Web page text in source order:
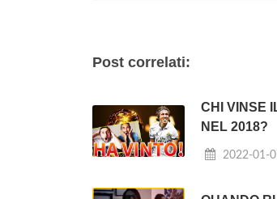
Post correlati:
CHI VINSE
NEL 2018?
2022-01-